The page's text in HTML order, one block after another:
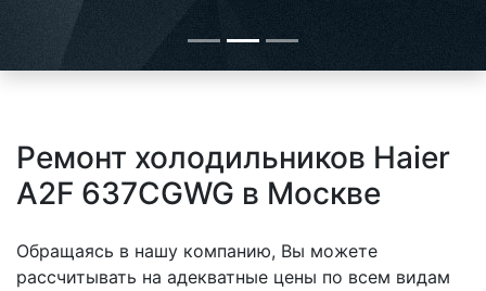
Ремонт холодильников Haier
A2F 637CGWG в Москве
Обращаясь в нашу компанию, Вы можете
рассчитывать на адекватные цены по всем видам